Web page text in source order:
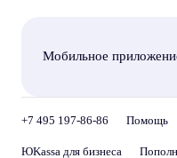
Мобильное
+7 495 197-86-86 Помощь
ЮKassa для бизнеса